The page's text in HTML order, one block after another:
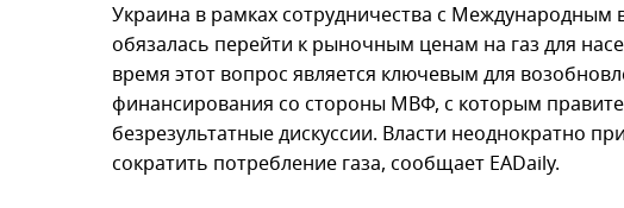
Украина в рамках сотрудничества с
обязалась перейти к рыночным ценам на газ для
время этот вопрос является ключевым для
финансирования со стороны МВФ, с которым
безрезультатные дискуссии. Власти неоднократно
сократить потребление газа, сообщает EADaily.